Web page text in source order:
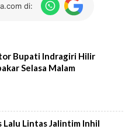
di:
Bupati Indragiri Hilir
Selasa Malam
Lalu Lintas Jalintim Inhil